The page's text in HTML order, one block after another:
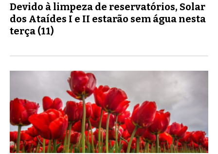
Devido à limpeza de reservatórios, Solar
dos Ataídes I e II estarão sem água nesta
terça (11)